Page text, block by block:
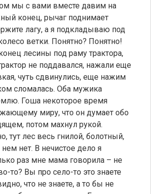
мы с вами вместе давим на
конец, рычаг поднимает
лагу, а я подкладываю под
ветки. Понятно? Понятно!
лесины под раму трактора,
не поддавался, нажали еще
чуть сдвинулись, еще нажим
сломалась. Оба мужика
Гоша некоторое время
миру, что он думает обо
потом махнул рукой.
тут лес весь гнилой, болотный,
нет. В нечистое дело я
раз мне мама говорила – не
то? Вы про село-то это знаете
что не знаете, а то бы не